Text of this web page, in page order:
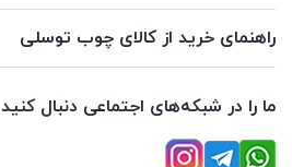
راهنمای خرید از کالای چوب توسلی
ما را در شبکه‌های اجتماعی دنبال کنید